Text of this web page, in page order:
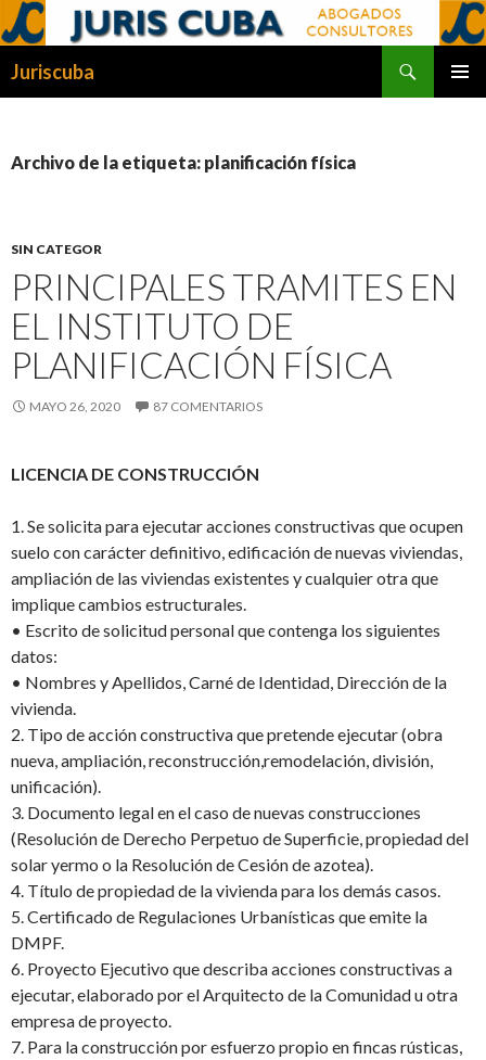
Juriscuba
Archivo de la etiqueta: planificación física
SIN CATEGOR
PRINCIPALES TRAMITES EN
EL INSTITUTO DE
PLANIFICACIÓN FÍSICA
MAYO 26, 2020 87 COMENTARIOS
LICENCIA DE CONSTRUCCIÓN
1. Se solicita para ejecutaracciones constructivas que ocupen
suelo con carácter definitivo, edificación de nuevas viviendas,
ampliación de las viviendas existentes y cualquier otra que
implique cambios estructurales.
• Escrito de solicitud personal que contenga los siguientes
datos:
• Nombres y Apellidos, Carné de Identidad, Dirección de la
vivienda.
2. Tipo de acción constructiva que pretende ejecutar (obra
nueva, ampliación, reconstrucción,remodelación, división,
unificación).
3. Documento legal en el caso de nuevas construcciones
(Resolución de Derecho Perpetuo de Superficie, propiedad del
solar yermo o la Resolución de Cesión deazotea).
4. Título de propiedad de la vivienda para los demás casos.
5. Certificado de Regulaciones Urbanísticas que emite la
DMPF.
6. Proyecto Ejecutivo que describa acciones constructivas a
ejecutar, elaborado por el Arquitecto de la Comunidad u otra
empresa de proyecto.
7. Para la construcción por esfuerzo propio en fincas rústicas,